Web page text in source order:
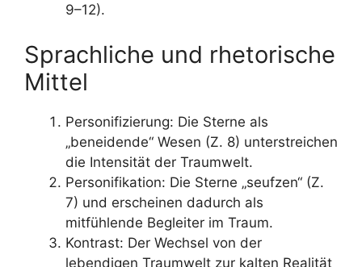
9–12).
Sprachliche und rhetorische
Mittel
Personifizierung: Die Sterne als
„beneidende“ Wesen (Z. 8) unterstreichen
die Intensität der Traumwelt.
Personifikation: Die Sterne „seufzen“ (Z.
7) und erscheinen dadurch als
mitfühlende Begleiter im Traum.
Kontrast: Der Wechsel von der
lebendigen Traumwelt zur kalten Realität